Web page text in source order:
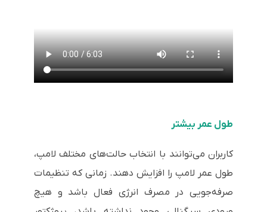
طول عمر بیشتر
کاربران می‌توانند با انتخاب حالت‌های مختلف لامپ،
طول عمر لامپ را افزایش دهند. زمانی که تنظیمات
صرفه‌جویی در مصرف انرژی فعال باشد و هیچ